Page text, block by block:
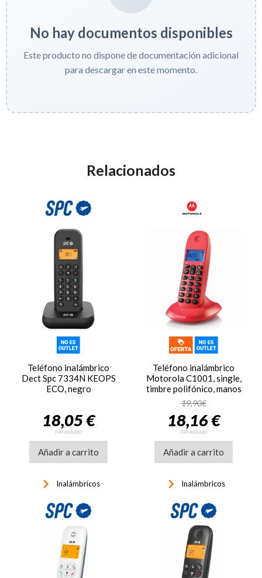
No hay documentos disponibles
Este producto no dispone de documentación adicional
para descargar en este momento.
Relacionados
Teléfono inalámbrico
Dect Spc 7334N KEOPS
ECO, negro
18,05 €
IVA incluido
Añadir a carrito
keyboard_arrow_right Inalámbricos
Teléfono inalámbrico
Motorola C1001, single,
timbre polifónico, manos
libres, LCD
retroiluminado, ref.
MOT31C1001R, rojo
19,90€
18,16 €
IVA incluido
Añadir a carrito
keyboard_arrow_right Inalámbricos